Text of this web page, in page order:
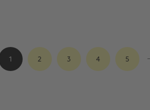
1 2 3 4 5